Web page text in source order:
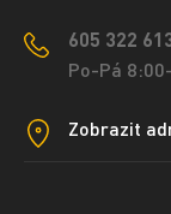
605 322
Po-Pá
Zobrazit